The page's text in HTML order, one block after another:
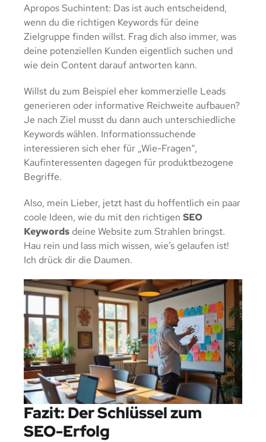
Apropos Suchintent: Das ist auch entscheidend,
wenn du die richtigen Keywords für deine
Zielgruppe finden willst. Frag dich also immer, was
deine potenziellen Kunden eigentlich suchen und
wie dein Content darauf antworten kann.
Willst du zum Beispiel eher kommerzielle Leads
generieren oder informative Reichweite aufbauen?
Je nach Ziel musst du dann auch unterschiedliche
Keywords wählen. Informationssuchende
interessieren sich eher für „Wie-Fragen“,
Kaufinteressenten dagegen für produktbezogene
Begriffe.
Also, mein Lieber, jetzt hast du hoffentlich ein paar
coole Ideen, wie du mit den richtigen SEO
Keywords deine Website zum Strahlen bringst.
Hau rein und lass mich wissen, wie’s gelaufen ist!
Ich drück dir die Daumen.
Fazit: Der Schlüssel zum
SEO-Erfolg